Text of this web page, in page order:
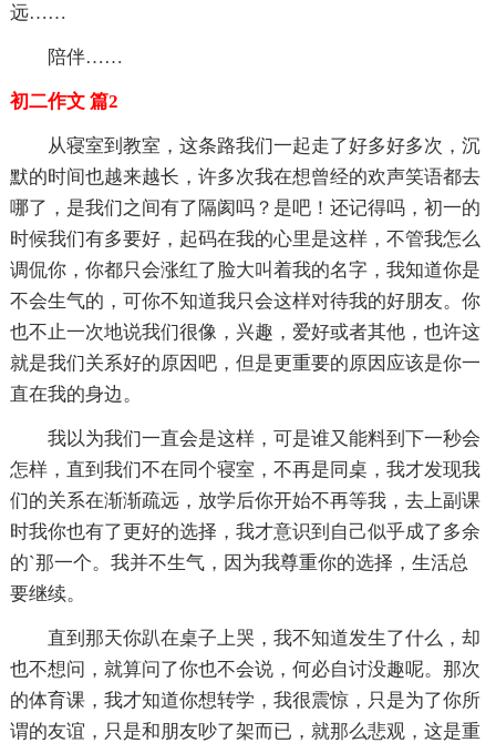
远……
陪伴……
初二作文 篇2
从寝室到教室，这条路我们一起走了好多好多次，沉
默的时间也越来越长，许多次我在想曾经的欢声笑语都去
哪了，是我们之间有了隔阂吗？是吧！还记得吗，初一的
时候我们有多要好，起码在我的心里是这样，不管我怎么
调侃你，你都只会涨红了脸大叫着我的名字，我知道你是
不会生气的，可你不知道我只会这样对待我的好朋友。你
也不止一次地说我们很像，兴趣，爱好或者其他，也许这
就是我们关系好的原因吧，但是更重要的原因应该是你一
直在我的身边。
我以为我们一直会是这样，可是谁又能料到下一秒会
怎样，直到我们不在同个寝室，不再是同桌，我才发现我
们的关系在渐渐疏远，放学后你开始不再等我，去上副课
时我你也有了更好的选择，我才意识到自己似乎成了多余
的`那一个。我并不生气，因为我尊重你的选择，生活总
要继续。
直到那天你趴在桌子上哭，我不知道发生了什么，却
也不想问，就算问了你也不会说，何必自讨没趣呢。那次
的体育课，我才知道你想转学，我很震惊，只是为了你所
谓的友谊，只是和朋友吵了架而已，就那么悲观，这是重